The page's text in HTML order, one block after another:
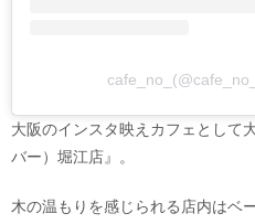
大阪のインスタ映えカフェとして
バー）堀江店』。
木の温もりを感じられる店内はベ